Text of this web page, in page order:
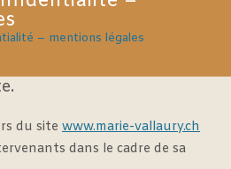
– mentions légales
du site www.marie-vallaury.ch
dans le cadre de sa